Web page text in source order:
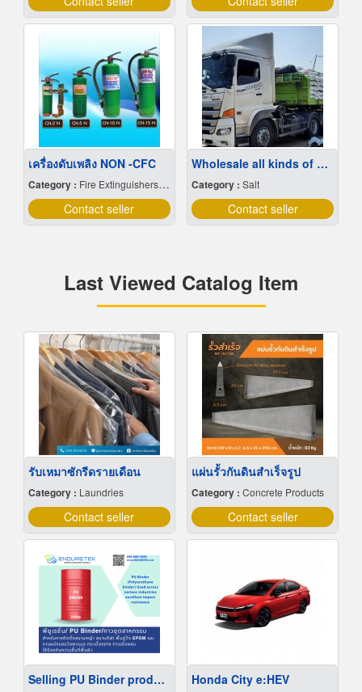
เครื่องดับเพลิง NON -CFC
Category : Fire Extinguishers & Equipment
Contact seller
Wholesale all kinds of sea salt at cheap prices
Category : Salt
Contact seller
Last Viewed Catalog Item
รับเหมาซักรีดรายเดือน
Category : Laundries
Contact seller
แผ่นรั้วกันดินสำเร็จรูป
Category : Concrete Products
Contact seller
Selling PU Binder products Honda City e:HEV